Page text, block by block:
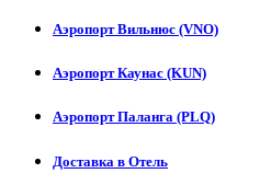
Аэропорт Вильнюс (VNO)
Аэропорт Каунас (KUN)
Аэропорт Паланга (PLQ)
Доставка в Отель